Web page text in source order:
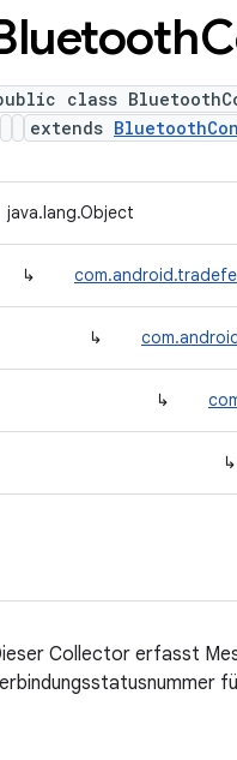
class
extends
java.lang.Object
↳
↳
↳
↳
Collector erfasst